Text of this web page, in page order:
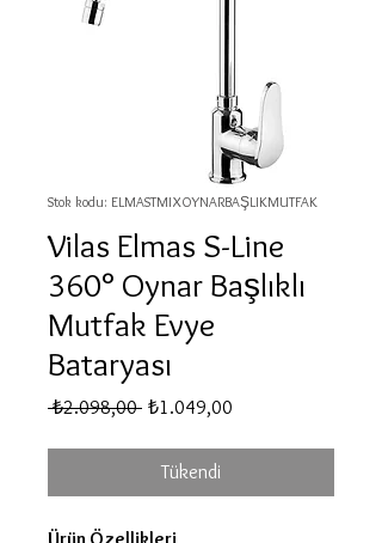
Stok kodu: ELMASTMIXOYNARBAŞLIKMUTFAK
Vilas Elmas S-Line
360° Oynar Başlıklı
Mutfak Evye
Bataryası
₺2.098,00 Normal
₺1.049,00
Tükendi